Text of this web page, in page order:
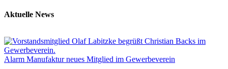
Aktuelle News
Alarm Manufaktur neues Mitglied im Gewerbeverein